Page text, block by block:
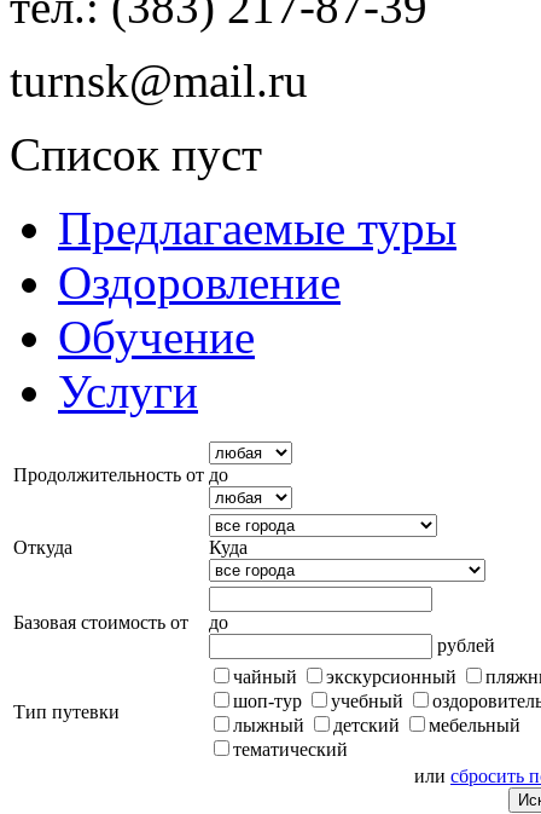
turnsk@mail.ru
Список пуст
Предлагаемые туры
Оздоровление
Обучение
Услуги
Продолжительность от до
Откуда Куда
Базовая стоимость от
до
рублей
Тип путевки
чайный экскурсионный
шоп-тур
учебный
лыжный
детский
мебельный
тематический
или сбросить